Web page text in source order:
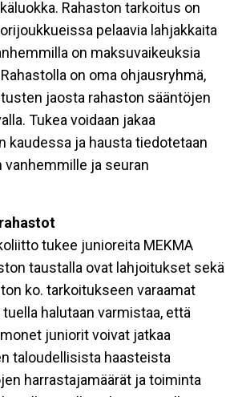
Rahaston tarkoitus on
pelaavia lahjakkaita
on maksuvaikeuksia
on oma ohjausryhmä,
jaosta rahaston sääntöjen
Tukea voidaan jakaa
kaudessa ja hausta tiedotetaan
vanhemmille ja seuran
tukee junioreita MEKMA
taustalla ovat lahjoitukset sekä
ko. tarkoitukseen varaamat
tuella halutaan varmistaa, että
juniorit voivat jatkaa
taloudellisista haasteista
harrastajamäärät ja toiminta